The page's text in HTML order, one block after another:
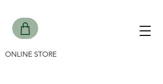
ONLINE STORE